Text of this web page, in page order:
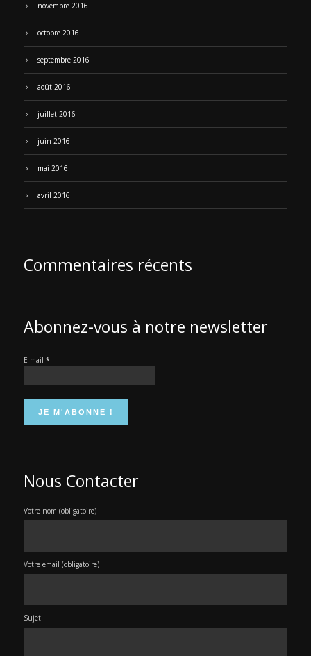
novembre 2016
octobre 2016
septembre 2016
août 2016
juillet 2016
juin 2016
mai 2016
avril 2016
Commentaires récents
Abonnez-vous à notre newsletter
E-mail *
Nous Contacter
Votre nom (obligatoire)
Votre email (obligatoire)
Sujet